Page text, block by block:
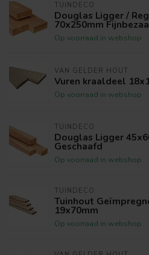
TUINDECO
Douglas Ligger /
70x250mm
Op voorraad in webshop
VAN GELDER HOUT
Vuren kraaldeel
Op voorraad in webshop
TUINDECO
Douglas Ligger
Geschaafd
Op voorraad in webshop
TUINDECO
Tuinhout
19x70mm
Op voorraad in webshop